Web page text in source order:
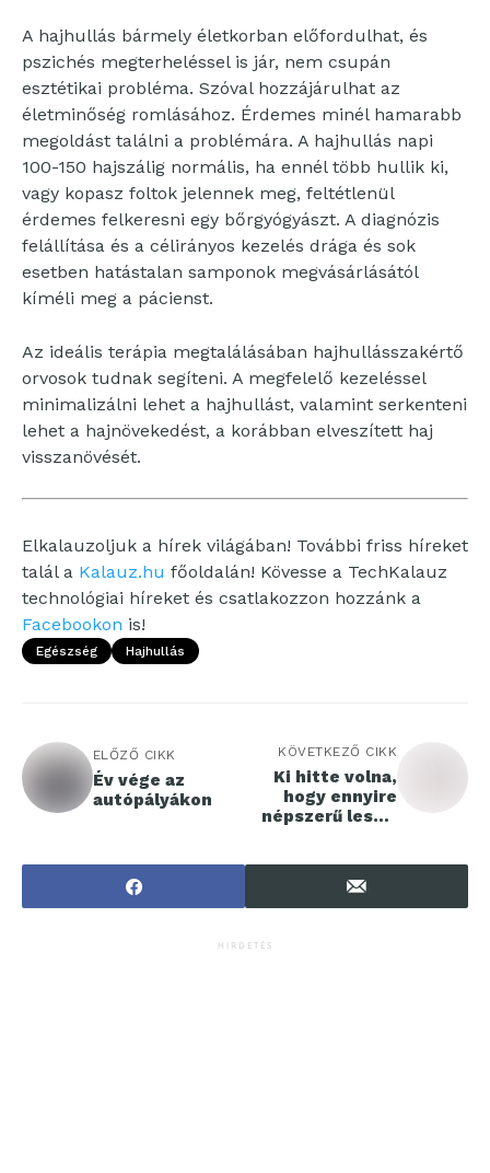
A hajhullás bármely életkorban előfordulhat, és
pszichés megterheléssel is jár, nem csupán
esztétikai probléma. Szóval hozzájárulhat az
életminőség romlásához. Érdemes minél hamarabb
megoldást találni a problémára. A hajhullás napi
100-150 hajszálig normális, ha ennél több hullik ki,
vagy kopasz foltok jelennek meg, feltétlenül
érdemes felkeresni egy bőrgyógyászt. A diagnózis
felállítása és a célirányos kezelés drága és sok
esetben hatástalan samponok megvásárlásától
kíméli meg a pácienst.
Az ideális terápia megtalálásában hajhullásszakértő
orvosok tudnak segíteni. A megfelelő kezeléssel
minimalizálni lehet a hajhullást, valamint serkenteni
lehet a hajnövekedést, a korábban elveszített haj
visszanövését.
Elkalauzoljuk a hírek világában! További friss híreket
talál a Kalauz.hu főoldalán! Kövesse a TechKalauz
technológiai híreket és csatlakozzon hozzánk a
Facebookon is!
Egészség Hajhullás
ELŐZŐ CIKK
Év vége az
autópályákon
KÖVETKEZŐ CIKK
Ki hitte volna,
hogy ennyire
népszerű lesz a
HIRDETÉS